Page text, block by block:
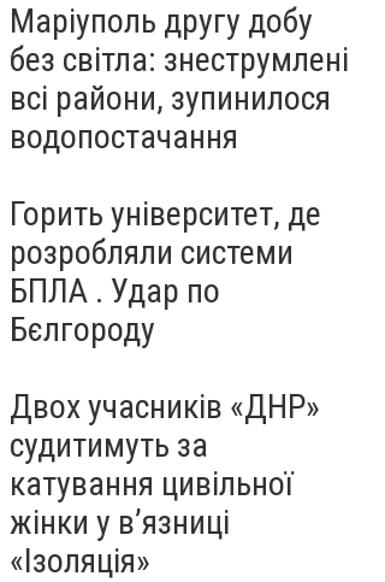
Маріуполь другу добу
без світла: знеструмлені
всі райони, зупинилося
водопостачання
Горить університет, де
розробляли системи
БПЛА . Удар по
Бєлгороду
Двох учасників «ДНР»
судитимуть за
катування цивільної
жінки у в’язниці
«Ізоляція»